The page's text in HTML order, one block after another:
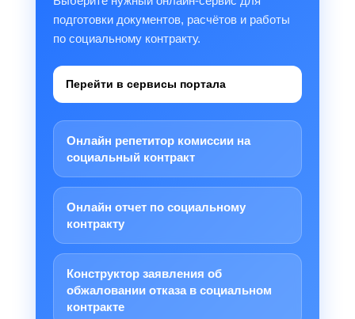
подготовки документов, расчётов и работы
по социальному контракту.
Перейти в сервисы портала
Онлайн репетитор комиссии на
социальный контракт
Онлайн отчет по социальному
контракту
Конструктор заявления об
обжаловании отказа в социальном
контракте